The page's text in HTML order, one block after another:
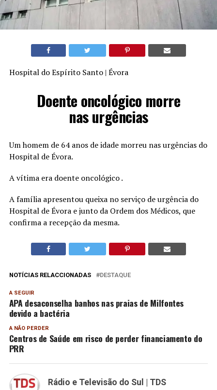
Hospital do Espírito Santo | Évora
Doente oncológico morre
nas urgências
Um homem de 64 anos de idade morreu nas urgências do
Hospital de Évora.
A vítima era doente oncológico .
A família apresentou queixa no serviço de urgência do
Hospital de Évora e junto da Ordem dos Médicos, que
confirma a recepção da mesma.
NOTÍCIAS RELACCIONADAS DESTAQUE
A SEGUIR
APA desaconselha banhos nas praias de Milfontes
devido a bactéria
A NÃO PERDER
Centros de Saúde em risco de perder financiamento do
PRR
Rádio e Televisão do Sul | TDS